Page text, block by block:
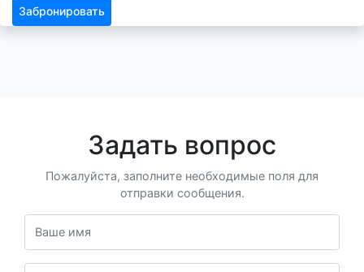
Забронировать
Задать вопрос
Пожалуйста, заполните необходимые поля для
отправки сообщения.